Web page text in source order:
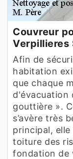
Couvreur
Verpillieres
Afin de
habitation
que chaque
d'évacuation
gouttière ».
s’avère très
principal, elle
toiture des
fondation de